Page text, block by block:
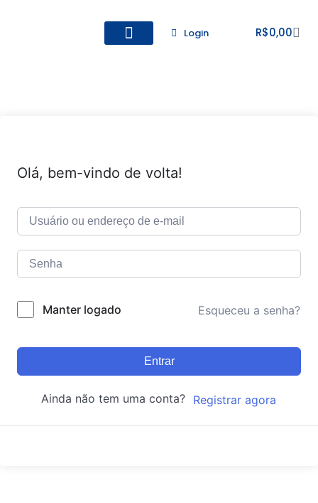
Login R$0,00
Olá, bem-vindo de volta!
Manter logado Esqueceu a senha?
Entrar
Ainda não tem uma conta? Registrar agora